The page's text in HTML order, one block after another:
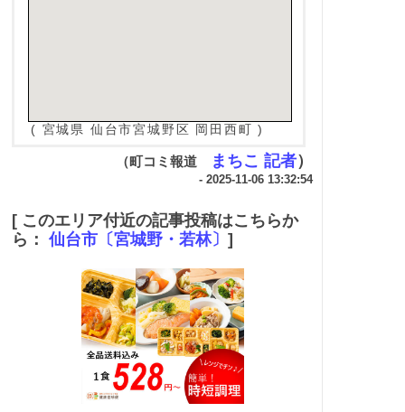
( 宮城県 仙台市宮城野区 岡田西町 )
（町コミ報道 まちこ 記者）
- 2025-11-06 13:32:54
[ このエリア付近の記事投稿はこちらか
ら： 仙台市〔宮城野・若林〕 ]